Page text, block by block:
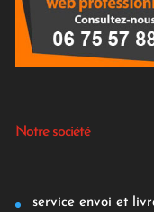
Notre société
service envoi et